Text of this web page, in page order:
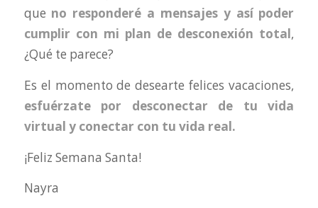
que no responderé a mensajes y así poder
cumplir con mi plan de desconexión total,
¿Qué te parece?
Es el momento de desearte felices vacaciones,
esfuérzate por desconectar de tu vida
virtual y conectar con tu vida real.
¡Feliz Semana Santa!
Nayra